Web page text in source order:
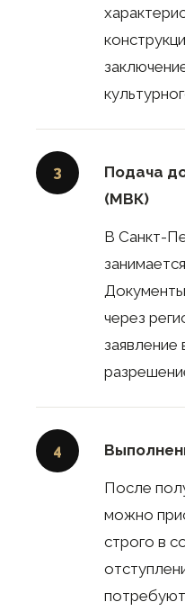
3
Подача
(МВК)
В Санкт-
через
4
После
можно
строго в
потребуют